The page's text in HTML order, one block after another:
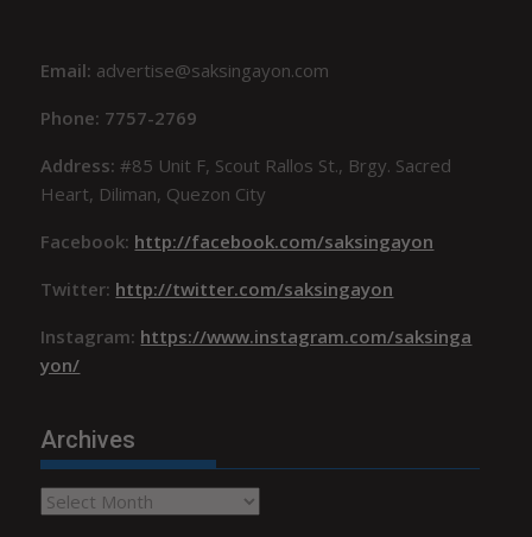
Email: advertise@saksingayon.com
Phone: 7757-2769
Address:#85 Unit F, Scout Rallos St., Brgy. Sacred
Heart, Diliman, Quezon City
Facebook: http://facebook.com/saksingayon
Twitter: http://twitter.com/saksingayon
Instagram: https://www.instagram.com/saksinga
yon/
Archives
Archives